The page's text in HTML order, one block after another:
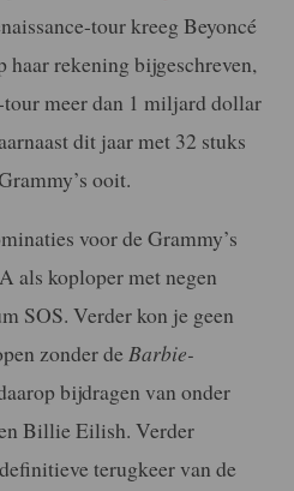
tour kreeg Beyoncé
rekening bijgeschreven,
meer dan 1 miljard dollar
dit jaar met 32 stuks
ooit.
voor de Grammy’s
als koploper met negen
SOS. Verder kon je geen
zonder de Barbie-
bijdragen van onder
Billie Eilish. Verder
terugkeer van de